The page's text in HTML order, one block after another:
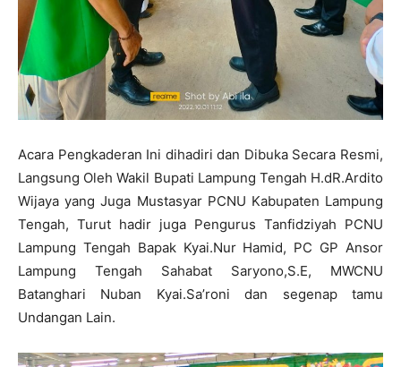
Acara Pengkaderan Ini dihadiri dan Dibuka Secara Resmi,
Langsung Oleh Wakil Bupati Lampung Tengah H.dR.Ardito
Wijaya yang Juga Mustasyar PCNU Kabupaten Lampung
Tengah, Turut hadir juga Pengurus Tanfidziyah PCNU
Lampung Tengah Bapak Kyai.Nur Hamid, PC GP Ansor
Lampung Tengah Sahabat Saryono,S.E, MWCNU
Batanghari Nuban Kyai.Sa’roni dan segenap tamu
Undangan Lain.